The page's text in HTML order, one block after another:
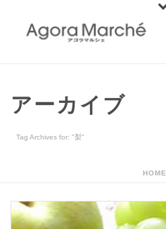
アーカイブ
Tag Archives for: "梨"
HOME